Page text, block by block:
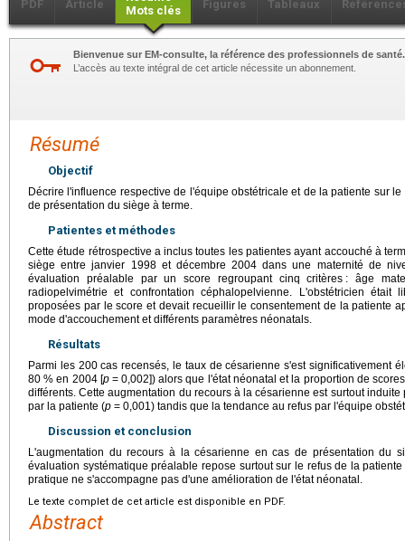
PDF Article
Mots clés
Figures Tableaux
Bienvenue sur EM-consulte, la référence des professionnels de santé.
L’accès au texte intégral de cet article nécessite un abonnement.
Résumé
Objectif
Décrire l'influence respective de l'équipe obstétricale et de la patiente sur
de présentation du siège à terme.
Patientes et méthodes
Cette étude rétrospective a inclus toutes les patientes ayant accouché à
siège entre janvier 1998 et décembre 2004 dans une maternité de
évaluation préalable par un score regroupant cinq critères : âge
radiopelvimétrie et confrontation céphalopelvienne. L'obstétricien
proposées par le score et devait recueillir le consentement de la patiente
mode d'accouchement et différents paramètres néonatals.
Résultats
Parmi les 200 cas recensés, le taux de césarienne s'est significativement
80 % en 2004 [p = 0,002]) alors que l'état néonatal et la proportion de
différents. Cette augmentation du recours à la césarienne est surtout
par la patiente (p = 0,001) tandis que la tendance au refus par l'équipe
Discussion et conclusion
L'augmentation du recours à la césarienne en cas de présentation du
évaluation systématique préalable repose surtout sur le refus de la
pratique ne s'accompagne pas d'une amélioration de l'état néonatal.
Le texte complet de cet article est disponible en PDF.
Abstract